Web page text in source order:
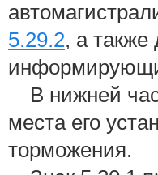
5.29.2, а также
В нижней
места его
торможения.